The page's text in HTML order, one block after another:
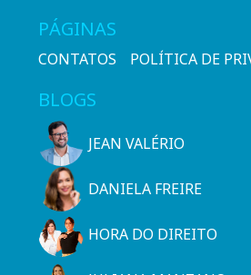
PÁGINAS
CONTATOS POLÍTICA DE
BLOGS
JEAN VALÉRIO
DANIELA FREIRE
HORA DO DIREITO